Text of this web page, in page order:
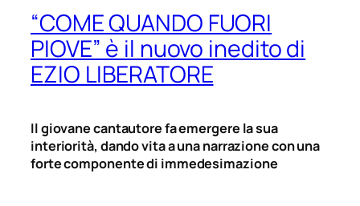
“COME QUANDO FUORI
PIOVE” è il nuovo inedito di
EZIO LIBERATORE
Il giovane cantautore fa emergere la sua
interiorità, dando vita a una narrazione con una
forte componente di immedesimazione